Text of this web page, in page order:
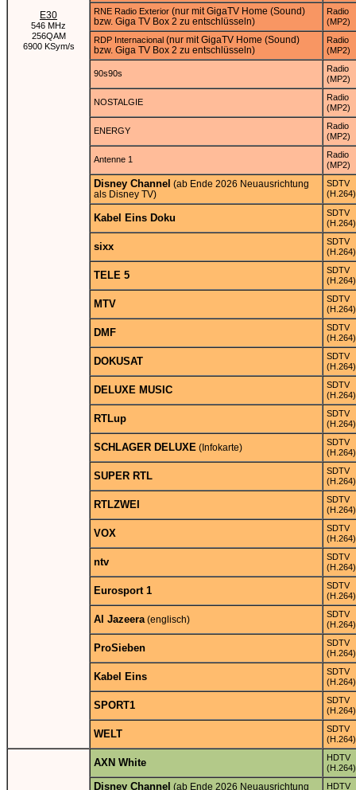
E30
546 MHz
256QAM
6900 KSym/s
RNE Radio Exterior (nur mit GigaTV Home (Sound)
bzw. Giga TV Box 2 zu entschlüsseln)
Radio
(MP2)
RDP Internacional (nur mit GigaTV Home (Sound)
bzw. Giga TV Box 2 zu entschlüsseln)
Radio
(MP2)
90s90s
Radio
(MP2)
NOSTALGIE
Radio
(MP2)
ENERGY
Radio
(MP2)
Antenne 1
Radio
(MP2)
Disney Channel (ab Ende 2026 Neuausrichtung
als Disney TV)
SDTV
(H.264)
Kabel Eins Doku
SDTV
(H.264)
sixx
SDTV
(H.264)
TELE 5
SDTV
(H.264)
MTV
SDTV
(H.264)
DMF
SDTV
(H.264)
DOKUSAT
SDTV
(H.264)
DELUXE MUSIC
SDTV
(H.264)
RTLup
SDTV
(H.264)
SCHLAGER DELUXE (Infokarte)
SDTV
(H.264)
SUPER RTL
SDTV
(H.264)
RTLZWEI
SDTV
(H.264)
VOX
SDTV
(H.264)
ntv
SDTV
(H.264)
Eurosport 1
SDTV
(H.264)
Al Jazeera(englisch)
SDTV
(H.264)
ProSieben
SDTV
(H.264)
Kabel Eins
SDTV
(H.264)
SPORT1
SDTV
(H.264)
WELT
SDTV
(H.264)
AXN White
HDTV
(H.264)
Disney Channel (ab Ende 2026 Neuausrichtung
HDTV